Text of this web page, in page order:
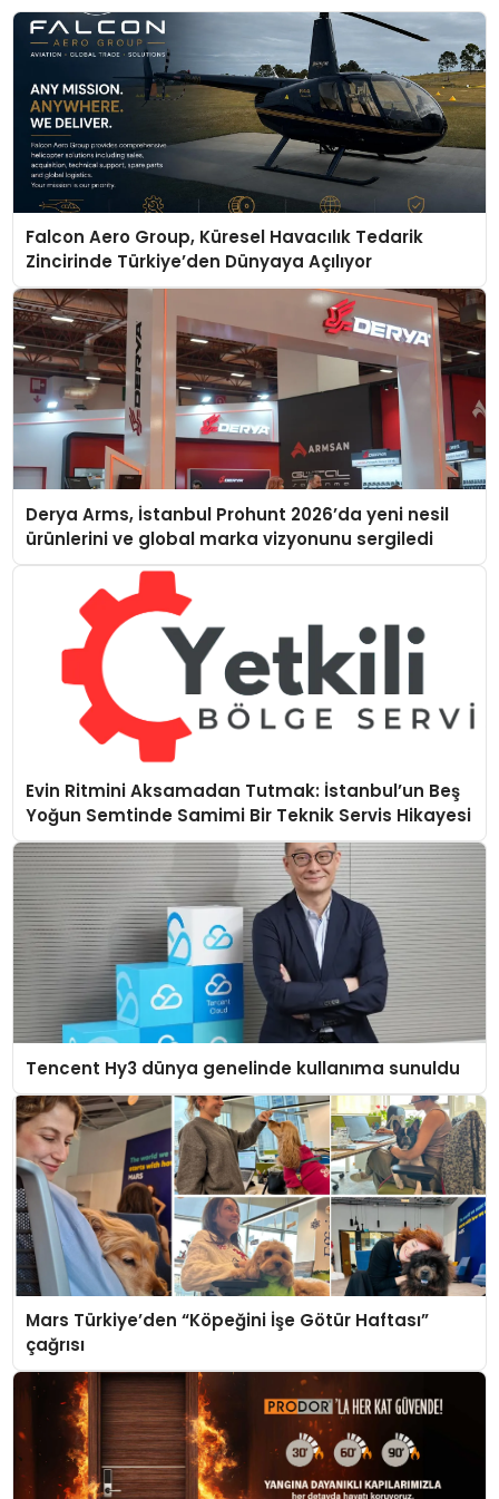
Falcon Aero Group, Küresel Havacılık Tedarik
Zincirinde Türkiye’den Dünyaya Açılıyor
Derya Arms, İstanbul Prohunt 2026’da yeni nesil
ürünlerini ve global marka vizyonunu sergiledi
Evin Ritmini Aksamadan Tutmak: İstanbul’un Beş
Yoğun Semtinde Samimi Bir Teknik Servis Hikayesi
Tencent Hy3 dünya genelinde kullanıma sunuldu
Mars Türkiye’den “Köpeğini İşe Götür Haftası”
çağrısı